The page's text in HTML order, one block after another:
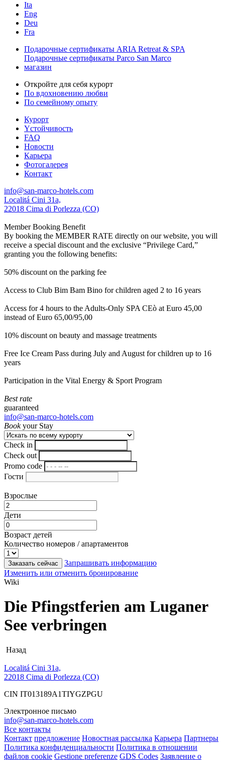
Ita
Eng
Deu
Fra
Подарочные сертификаты ARIA Retreat & SPA
Подарочные сертификаты Parco San Marco
магазин
Откройте для себя курорт
По вдохновению любви
По семейному опыту
Курорт
Yстойчивость
FAQ
Новости
Карьера
Фотогалерея
Контакт
info@san-marco-hotels.com
Localitá Cini 31a,
22018 Cima di Porlezza (CO)
Member Booking Benefit
By booking the MEMBER RATE directly on our website, you will
receive a special discount and the exclusive “Privilege Card,”
granting you the following benefits:
50% discount on the parking fee
Access to Club Bim Bam Bino for children aged 2 to 16 years
Access for 4 hours to the Adults-Only SPA CEò at Euro 45,00
instead of Euro 65,00/95,00
10% discount on beauty and massage treatments
Free Ice Cream Pass during July and August for children up to 16
years
Participation in the Vital Energy & Sport Program
Best rate
guaranteed
info@san-marco-hotels.com
Bookyour Stay
Check in
Check out
Promo code
Гости
Взрослые
Дети
Возраст детей
Количество номеров / апартаментов
Заказать сейчас
Запрашивать информацию
Изменить или отменить бронирование
Wiki
Die Pfingstferien am Luganer
See verbringen
Назад
Localitá Cini 31a,
22018 Cima di Porlezza (CO)
CIN IT013189A1TIYGZPGU
Электронное письмо
info@san-marco-hotels.com
Все контакты
Контакт предложение Новостная рассылка Карьера Партнеры
Политика конфиденциальности Политика в отношении
файлов cookie Gestione preferenze GDS Codes Заявление о